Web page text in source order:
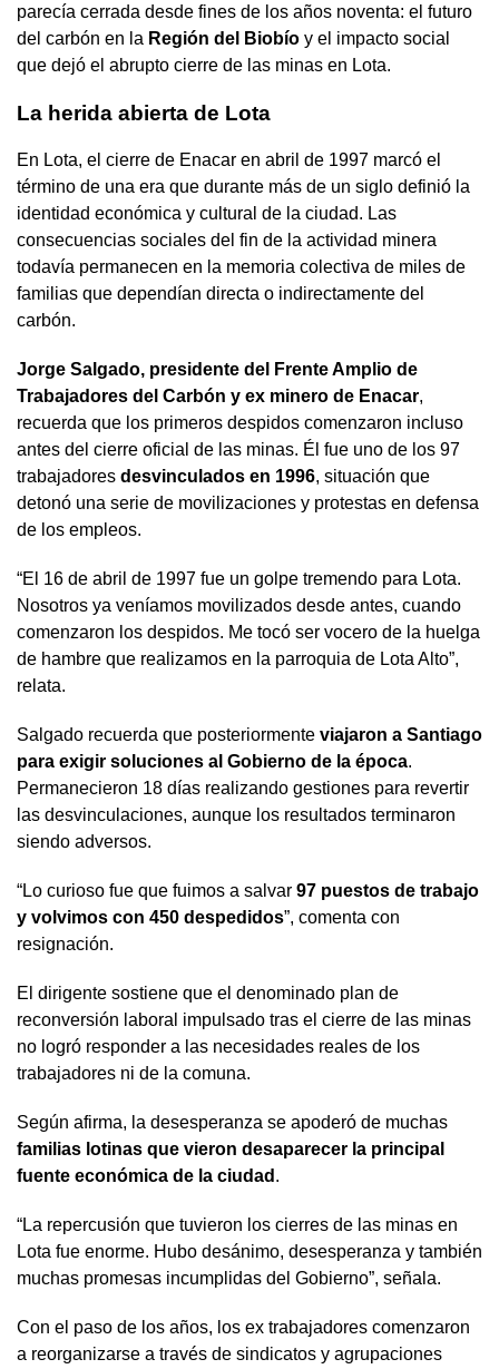
parecía cerrada desde fines de los años noventa: el futuro
del carbón en la Región del Biobío y el impacto social
que dejó el abrupto cierre de las minas en Lota.
La herida abierta de Lota
En Lota, el cierre de Enacar en abril de 1997 marcó el
término de una era que durante más de un siglo definió la
identidad económica y cultural de la ciudad. Las
consecuencias sociales del fin de la actividad minera
todavía permanecen en la memoria colectiva de miles de
familias que dependían directa o indirectamente del
carbón.
Jorge Salgado, presidente del Frente Amplio de
Trabajadores del Carbón y ex minero de Enacar,
recuerda que los primeros despidos comenzaron incluso
antes del cierre oficial de las minas. Él fue uno de los 97
trabajadores desvinculados en 1996, situación que
detonó una serie de movilizaciones y protestas en defensa
de los empleos.
“El 16 de abril de 1997 fue un golpe tremendo para Lota.
Nosotros ya veníamos movilizados desde antes, cuando
comenzaron los despidos. Me tocó ser vocero de la huelga
de hambre que realizamos en la parroquia de Lota Alto”,
relata.
Salgado recuerda que posteriormente viajaron a Santiago
para exigir soluciones al Gobierno de la época.
Permanecieron 18 días realizando gestiones para revertir
las desvinculaciones, aunque los resultados terminaron
siendo adversos.
“Lo curioso fue que fuimos a salvar 97 puestos de trabajo
y volvimos con 450 despedidos”, comenta con
resignación.
El dirigente sostiene que el denominado plan de
reconversión laboral impulsado tras el cierre de las minas
no logró responder a las necesidades reales de los
trabajadores ni de la comuna.
Según afirma, la desesperanza se apoderó de muchas
familias lotinas que vieron desaparecer la principal
fuente económica de la ciudad .
“La repercusión que tuvieron los cierres de las minas en
Lota fue enorme. Hubo desánimo, desesperanza y también
muchas promesas incumplidas del Gobierno”, señala.
Con el paso de los años, los ex trabajadores comenzaron
a reorganizarse a través de sindicatos y agrupaciones